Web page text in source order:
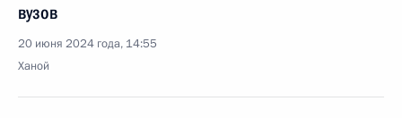
вузов
20 июня 2024 года, 14:55
Ханой